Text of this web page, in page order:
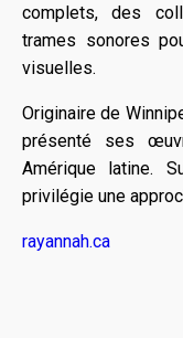
complets, des
trames sonores
visuelles.
Originaire de
présenté ses
Amérique latine.
privilégie une
rayannah.ca